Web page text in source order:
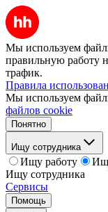
Мы используем
правильную работу
трафик.
Правила
Мы используем
файлов cookie
Понятно
Ищу сотрудника
Ищу работу
Ищу сотрудника
Сервисы
Помощь